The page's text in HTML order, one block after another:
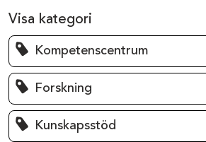
Visa kategori
Kompetenscentrum
Forskning
Kunskapsstöd